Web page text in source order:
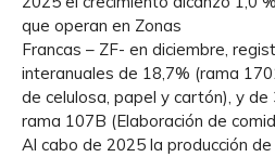
que operan en Zonas
Francas – ZF- en diciembre,
interanuales de 18,7% (rama
de celulosa, papel y cartón), y de
rama 107B (Elaboración de
Al cabo de 2025 la producción